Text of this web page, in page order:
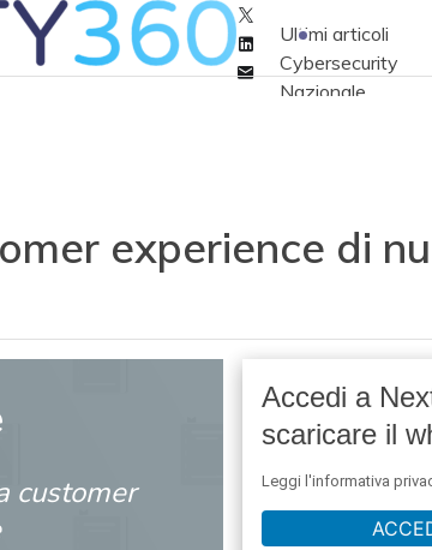
Linkedin
Email
Ultimi articoli
Cybersecurity
Nazionale
Soluzioni
Corsi
Chi siamo
experience di
customer
Accedi a
scaricare il
Leggi l'informativa